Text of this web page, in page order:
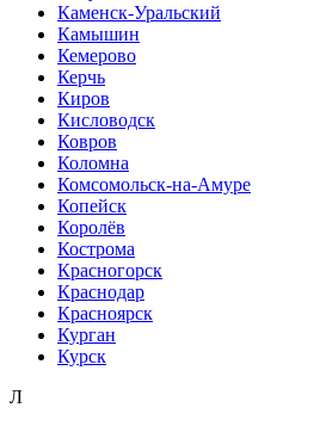
Каменск-Уральский
Камышин
Кемерово
Керчь
Киров
Кисловодск
Ковров
Коломна
Комсомольск-на-Амуре
Копейск
Королёв
Кострома
Красногорск
Краснодар
Красноярск
Курган
Курск
Л